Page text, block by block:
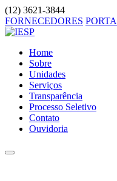
(12) 3621-3844
FORNECEDORES
Home
Sobre
Unidades
Serviços
Transparência
Processo Seletivo
Contato
Ouvidoria